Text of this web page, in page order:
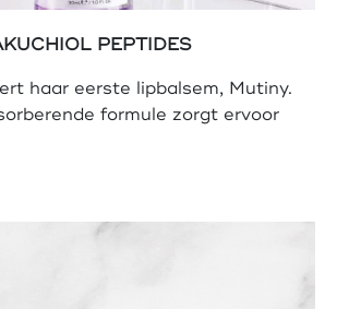
PEPTIDES
haar eerste lipbalsem, Mutiny.
formule zorgt ervoor